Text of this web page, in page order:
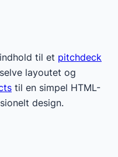
til et pitchdeck
layoutet og
til en simpel HTML-
design.